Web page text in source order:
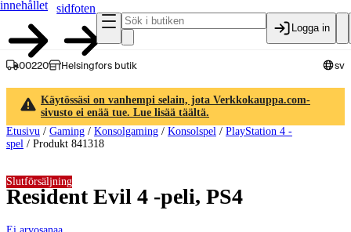
innehållet
sidfoten
Logga in
00220 Helsingfors butik sv
Käytössäsi on vanhempi selain, jota Verkkokauppa.com-
sivusto ei enää tue. Lue lisää täältä.
Etusivu / Gaming / Konsolgaming / Konsolspel / PlayStation 4 -
spel / Produkt 841318
Resident Evil 4 -peli, PS4
Ei arvosanaa
Slutförsäljning